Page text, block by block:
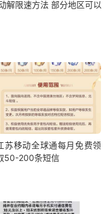
解限速方法 部分地区可以
苏移动全球通每月免费领
50-200条短信